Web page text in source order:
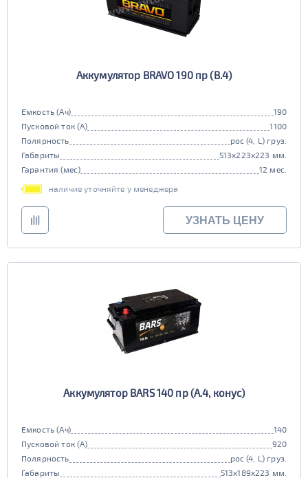
Аккумулятор BRAVO 190 пр (B.4)
Емкость (Ач)
190
Пусковой ток (А)
1100
Полярность
рос (4, L) груз.
Габариты
513x223x223 мм.
Гарантия (мес)
12 мес.
наличие уточняйте у менеджера
УЗНАТЬ ЦЕНУ
Аккумулятор BARS 140 пр (A.4, конус)
Емкость (Ач)
140
Пусковой ток (А)
920
Полярность
рос (4, L) груз.
Габариты
513x189x223 мм.